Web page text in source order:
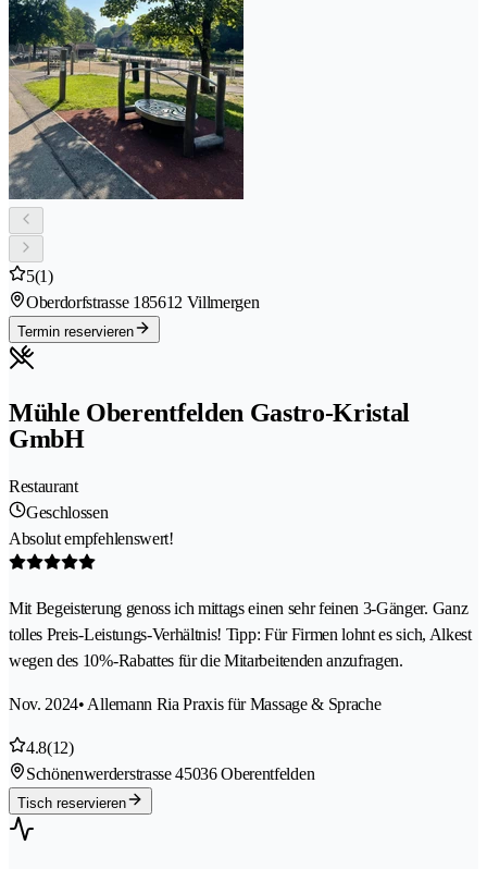
5(1)
Oberdorfstrasse 185612 Villmergen
Termin reservieren
Mühle Oberentfelden Gastro-Kristal
GmbH
Restaurant
Geschlossen
Absolut empfehlenswert!
Mit Begeisterung genoss ich mittags einen sehr feinen 3-Gänger. Ganz
tolles Preis-Leistungs-Verhältnis! Tipp: Für Firmen lohnt es sich, Alkest
wegen des 10%-Rabattes für die Mitarbeitenden anzufragen.
Nov. 2024• Allemann Ria Praxis für Massage & Sprache
4.8(12)
Schönenwerderstrasse 45036 Oberentfelden
Tisch reservieren